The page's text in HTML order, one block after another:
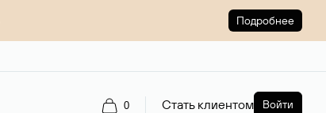
Подробнее
0 Стать клиентом Войти